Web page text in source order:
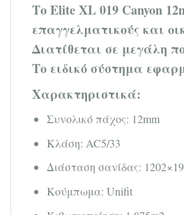
Το Elite XL 019 Canyon
επαγγελματικούς και
Διατίθεται σε μεγάλη
Το ειδικό σύστημα
Χαρακτηριστικά:
Συνολικό πάχος: 12mm
Κλάση: AC5/33
Διάσταση σανίδας:
Κούμπωμα: Unifit